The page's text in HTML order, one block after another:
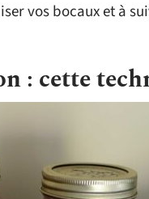
vos bocaux et à
: cette